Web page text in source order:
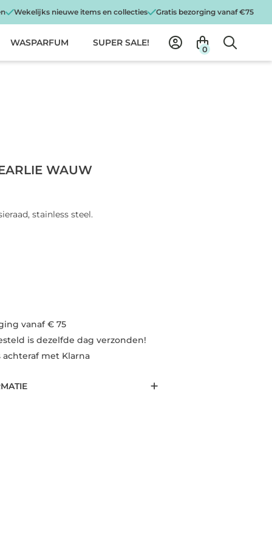
Wekelijks nieuwe items en collecties Gratis bezorging vanaf €75
WASPARFUM SUPER SALE!
0
WAUW
stainless steel.
vanaf € 75
is dezelfde dag verzonden!
achteraf met Klarna